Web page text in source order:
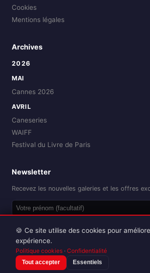
Cookies
Mentions légales
Archives
2026
MAI
Cannes 2026
AVRIL
Caneseries
WAIFF
Festival du Livre de Paris
Newsletter
Recevez les nouvelles galeries et les offres
Reproduction interdite sans
🍪 Ce site utilise des cookies pour
expérience.
Politique cookies · Confidentialité
Tout accepter Essentiels